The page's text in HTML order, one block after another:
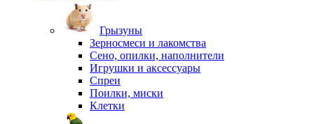
Грызуны
Зерносмеси и лакомства
Сено, опилки, наполнители
Игрушки и аксессуары
Спреи
Поилки, миски
Клетки